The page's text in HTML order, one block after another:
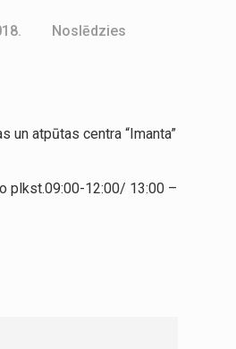
Noslēdzies
un atpūtas centra “Imanta”
plkst.09:00-12:00/ 13:00 –